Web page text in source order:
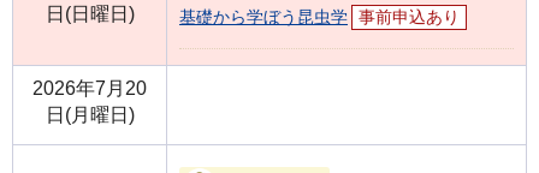
日(日曜日)
基礎から学ぼう昆虫学 事前申込あり
2026年7月20
日(月曜日)